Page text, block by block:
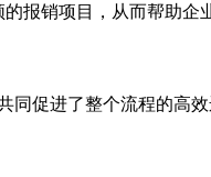
报销项目，从而帮助企
促进了整个流程的高效